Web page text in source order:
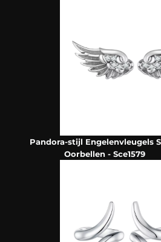
Pandora-stijl Engelenvleugels
Oorbellen - Sce1579